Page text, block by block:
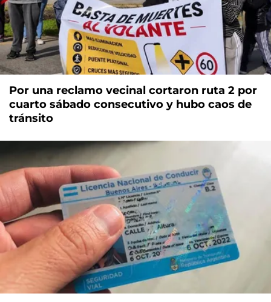
Por una reclamo vecinal cortaron ruta 2 por
cuarto sábado consecutivo y hubo caos de
tránsito